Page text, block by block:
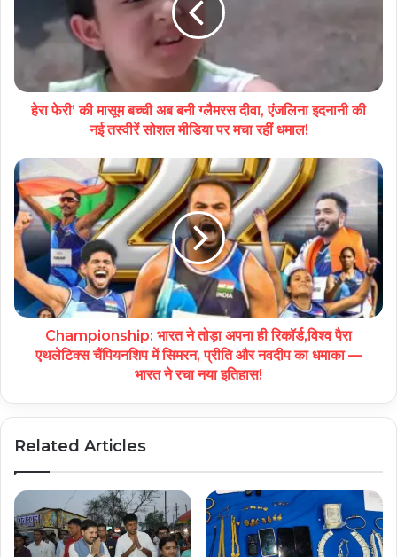
हेरा फेरी’ की मासूम बच्ची अब बनी ग्लैमरस दीवा, एंजलिना इदनानी की
नई तस्वीरें सोशल मीडिया पर मचा रहीं धमाल!
Championship: भारत ने तोड़ा अपना ही रिकॉर्ड,विश्व पैरा
एथलेटिक्स चैंपियनशिप में सिमरन, प्रीति और नवदीप का धमाका —
भारत ने रचा नया इतिहास!
Related Articles